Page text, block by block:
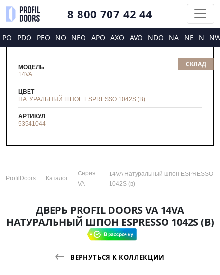
8 800 707 42 44
PO PDO PEO NO NEO APO AXO AVO NDO NA NE N
СКЛАД
МОДЕЛЬ
14VA
ЦВЕТ
НАТУРАЛЬНЫЙ ШПОН ESPRESSO 1042S (В)
АРТИКУЛ
53541044
ProfilDoors Каталог
Серия
VA
14VA Натуральный шпон ESPRESSO
1042S (в)
ДВЕРЬ PROFIL DOORS VA 14VA
НАТУРАЛЬНЫЙ ШПОН ESPRESSO 1042S (В)
ВЕРНУТЬСЯ К КОЛЛЕКЦИИ